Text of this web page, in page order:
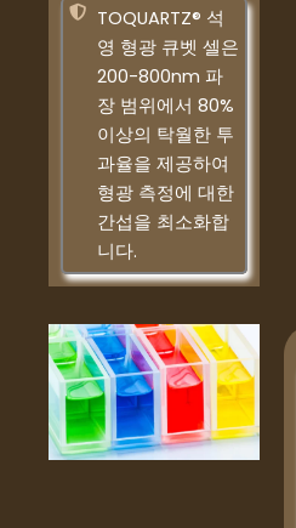
TOQUARTZ® 석
영 형광 큐벳 셀은
200-800nm 파
장 범위에서 80%
이상의 탁월한 투
과율을 제공하여
형광 측정에 대한
간섭을 최소화합
니다.